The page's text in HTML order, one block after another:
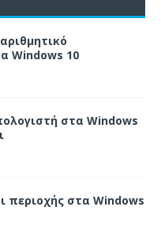
Windows 10
στα Windows
περιοχής στα Windows